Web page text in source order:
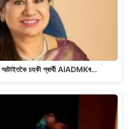
আটাইতকৈ চহকী প্ৰাৰ্থী AIADMKৰ…